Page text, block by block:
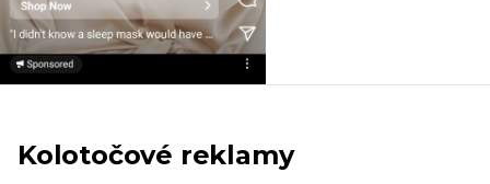
Kolotočové reklamy